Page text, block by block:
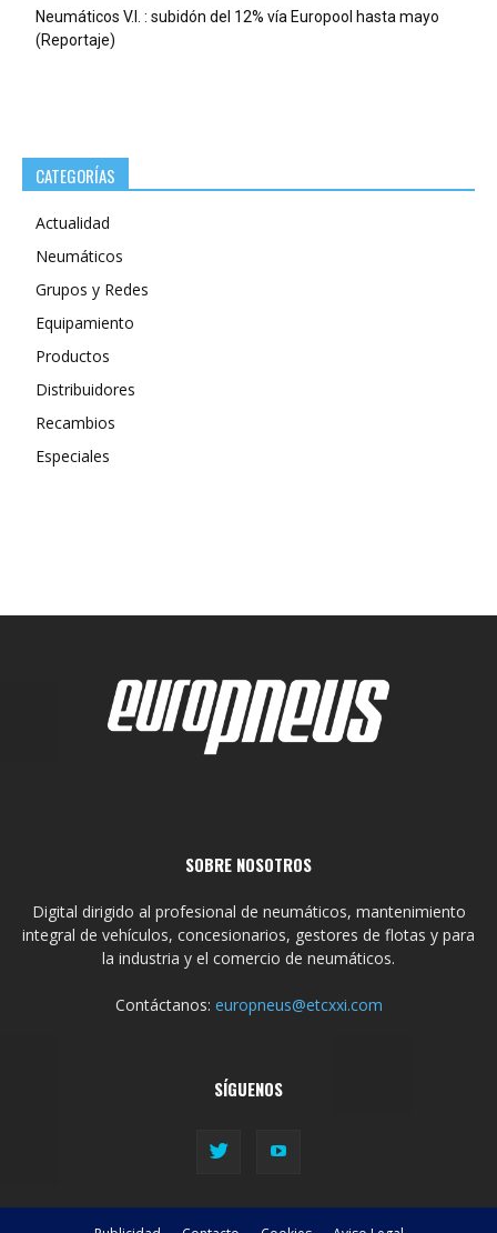
Neumáticos V.I. : subidón del 12% vía Europool hasta mayo
(Reportaje)
CATEGORÍAS
Actualidad
Neumáticos
Grupos y Redes
Equipamiento
Productos
Distribuidores
Recambios
Especiales
SOBRE NOSOTROS
Digital dirigido al profesional de neumáticos, mantenimiento
integral de vehículos, concesionarios, gestores de flotas y para
la industria y el comercio de neumáticos.
Contáctanos: europneus@etcxxi.com
SÍGUENOS